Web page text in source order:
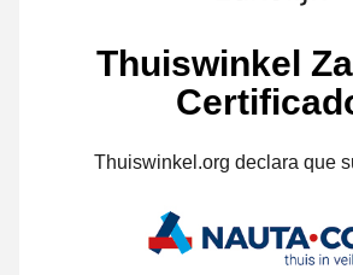
Thuiswinkel
Thuiswinkel.org declara que